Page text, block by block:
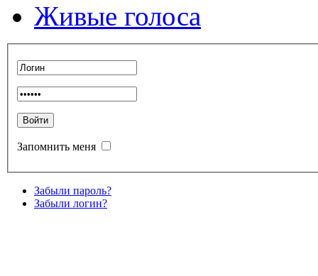
Живые голоса
Запомнить меня
Забыли пароль?
Забыли логин?